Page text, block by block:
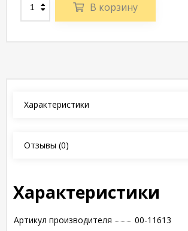
В корзину
Характеристики
Отзывы (0)
Характеристики
Артикул производителя 00-11613